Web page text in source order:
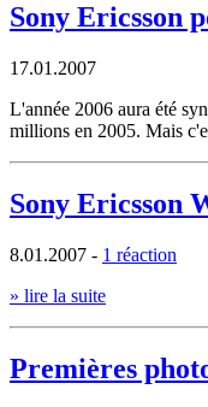
Sony Ericsson
17.01.2007
L'année 2006 aura été
millions en 2005. Mais
Sony Ericsson
8.01.2007 - 1 réaction
» lire la suite
Premières